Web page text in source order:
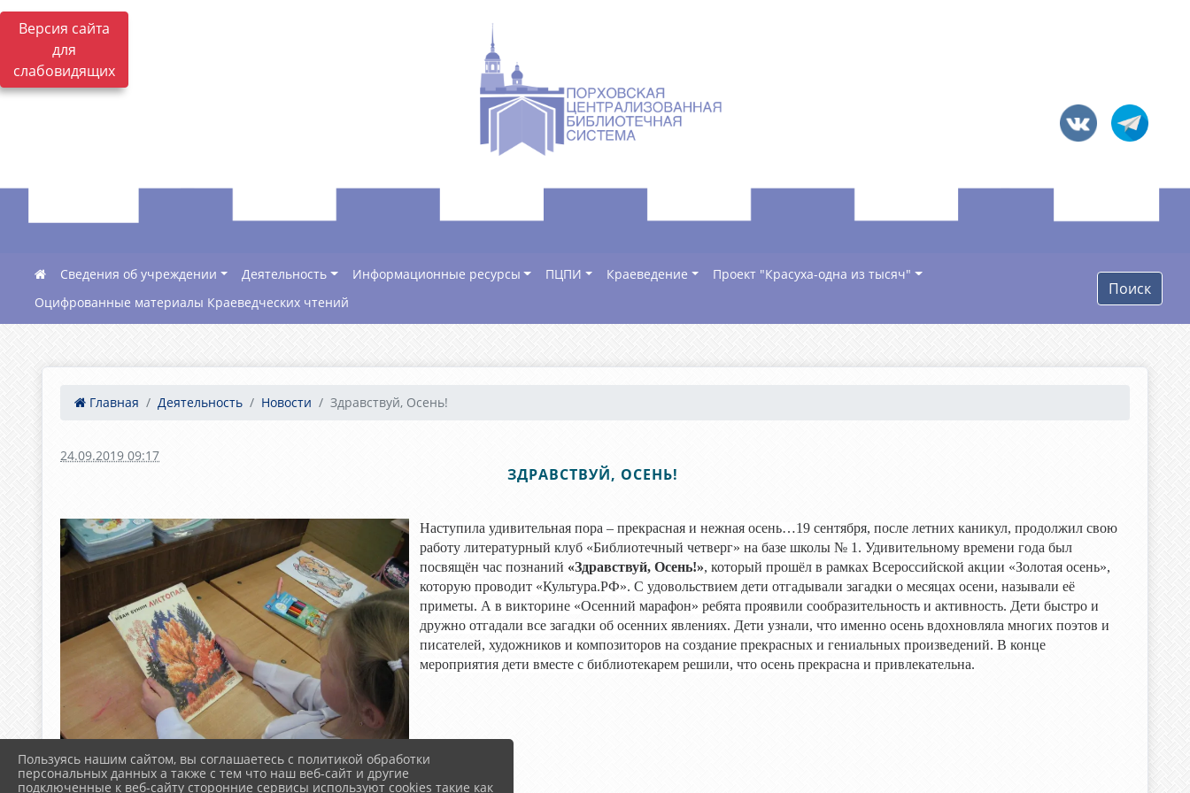
Версия сайта
для
слабовидящих
Сведения об учреждении Деятельность Информационные ресурсы ПЦПИ Краеведение
Проект "Красуха-одна из тысяч"
Оцифрованные материалы Краеведческих чтений
Поиск
Главная Деятельность Новости Здравствуй, Осень!
24.09.2019 09:17
ЗДРАВСТВУЙ, ОСЕНЬ!
Наступила удивительная пора – прекрасная и нежная осень…19 сентября, после летних каникул, продолжил свою
работу литературный клуб «Библиотечный четверг» на базе школы № 1. Удивительному времени года был
посвящён час познаний «Здравствуй, Осень!», который прошёл в рамках Всероссийской акции «Золотая осень»,
которую проводит «Культура.РФ». С удовольствием дети отгадывали загадки о месяцах осени, называли её
приметы. А в викторине «Осенний марафон» ребята проявили сообразительность и активность. Дети быстро и
дружно отгадали все загадки об осенних явлениях. Дети узнали, что именно осень вдохновляла многих поэтов и
писателей, художников и композиторов на создание прекрасных и гениальных произведений. В конце
мероприятия дети вместе с библиотекарем решили, что осень прекрасна и привлекательна.
Пользуясь нашим сайтом, вы соглашаетесь с политикой обработки
персональных данных а также с тем что наш веб-сайт и другие
подключенные к веб-сайту сторонние сервисы используют cookies такие как